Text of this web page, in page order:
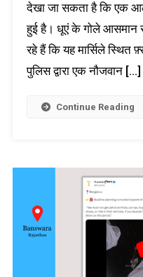
देखा जा सकता है कि एक
हुई है। धूएं के गोले आसमान
रहे हैं कि यह मार्सिले स्थित
पुलिस द्वारा एक नौजवान […]
Continue Reading